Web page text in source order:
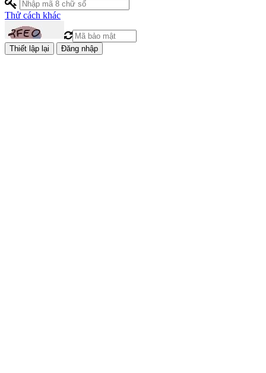
Thử cách khác
Đăng nhập